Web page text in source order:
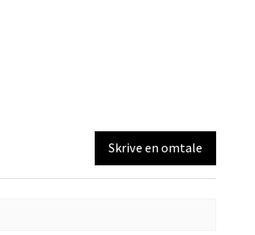
Skrive en omtale